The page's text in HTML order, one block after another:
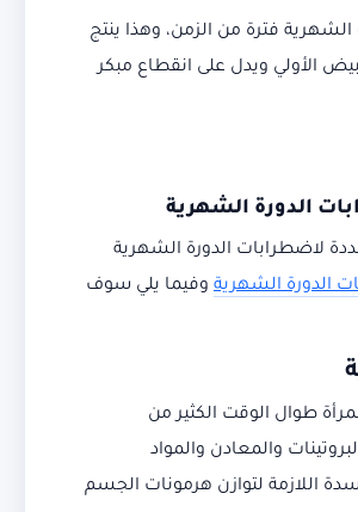
الشهرية فترة من الزمن، وهذا ينتج
الأولي ويدل على انقطاع مبكر
الدورة الشهرية
لاضطرابات الدورة الشهرية
الدورة الشهرية وفيما يلي سوف
طوال الوقت الكثير من
والمعادن والمواد
اللازمة لتوازن هرمونات الجسم